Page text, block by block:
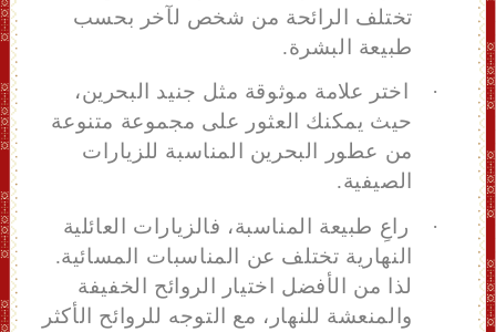
تختلف الرائحة من شخص لآخر بحسب
طبيعة البشرة.
·
اختر علامة موثوقة مثل جنيد البحرين،
حيث يمكنك العثور على مجموعة متنوعة
من عطور البحرين المناسبة للزيارات
الصيفية.
·
راعِ طبيعة المناسبة، فالزيارات العائلية
النهارية تختلف عن المناسبات المسائية.
لذا من الأفضل اختيار الروائح الخفيفة
والمنعشة للنهار، مع التوجه للروائح الأكثر